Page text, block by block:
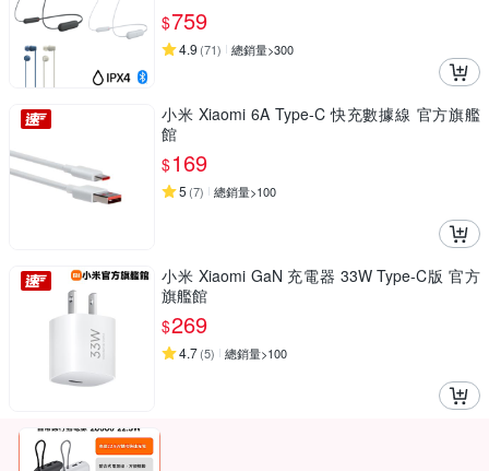
$759
4.9 (71) 總銷量>300
小米 Xiaomi 6A Type-C 快充數據線 官方旗艦
館
$169
5 (7) 總銷量>100
小米 Xiaomi GaN 充電器 33W Type-C版 官方
旗艦館
$269
4.7(5) 總銷量>100